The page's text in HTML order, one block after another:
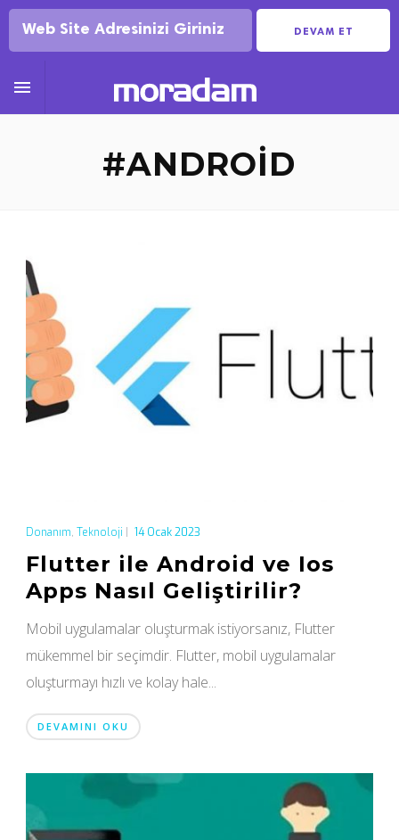
DEVAM ET

#ANDROID
Donanım, Teknoloji 14 Ocak 2023
Flutter ile Android ve Ios
Apps Nasıl Geliştirilir?
Mobil uygulamalar oluşturmak istiyorsanız, Flutter
mükemmel bir seçimdir. Flutter, mobil uygulamalar
oluşturmayı hızlı ve kolay hale...
DEVAMINI OKU